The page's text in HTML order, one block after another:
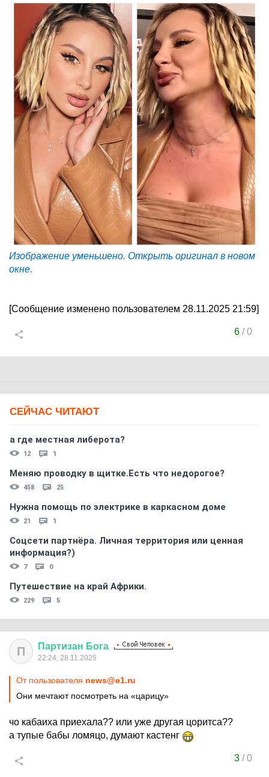
Изображение уменьшено. Открыть оригинал в новом
окне.
[Сообщение изменено пользователем 28.11.2025 21:59]
6/0
СЕЙЧАС ЧИТАЮТ
а где местная либерота?
12 1
Меняю проводку в щитке.Есть что недорогое?
458 25
Нужна помощь по электрике в каркасном доме
21 1
Соцсети партнёра. Личная территория или ценная
информация?)
7 0
Путешествие на край Африки.
229 5
П Партизан Бога
22:24, 28.11.2025
От пользователя news@e1.ru
Они мечтают посмотреть на «царицу»
чо кабаиха приехала?? или уже другая цоритса??
а тупые бабы ломяцо, думают кастенг
3/0